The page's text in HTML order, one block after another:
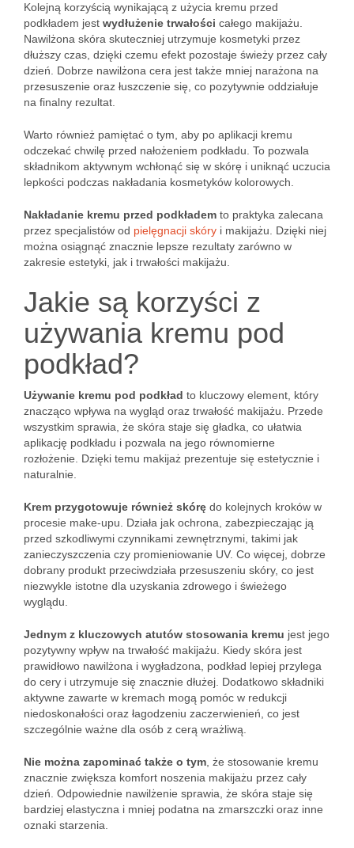
Kolejną korzyścią wynikającą z użycia kremu przed
podkładem jest wydłużenie trwałości całego makijażu.
Nawilżona skóra skuteczniej utrzymuje kosmetyki przez
dłuższy czas, dzięki czemu efekt pozostaje świeży przez cały
dzień. Dobrze nawilżona cera jest także mniej narażona na
przesuszenie oraz łuszczenie się, co pozytywnie oddziałuje
na finalny rezultat.
Warto również pamiętać o tym, aby po aplikacji kremu
odczekać chwilę przed nałożeniem podkładu. To pozwala
składnikom aktywnym wchłonąć się w skórę i uniknąć uczucia
lepkości podczas nakładania kosmetyków kolorowych.
Nakładanie kremu przed podkładem to praktyka zalecana
przez specjalistów od pielęgnacji skóry i makijażu. Dzięki niej
można osiągnąć znacznie lepsze rezultaty zarówno w
zakresie estetyki, jak i trwałości makijażu.
Jakie są korzyści z
używania kremu pod
podkład?
Używanie kremu pod podkład to kluczowy element, który
znacząco wpływa na wygląd oraz trwałość makijażu. Przede
wszystkim sprawia, że skóra staje się gładka, co ułatwia
aplikację podkładu i pozwala na jego równomierne
rozłożenie. Dzięki temu makijaż prezentuje się estetycznie i
naturalnie.
Krem przygotowuje również skórę do kolejnych kroków w
procesie make-upu. Działa jak ochrona, zabezpieczając ją
przed szkodliwymi czynnikami zewnętrznymi, takimi jak
zanieczyszczenia czy promieniowanie UV. Co więcej, dobrze
dobrany produkt przeciwdziała przesuszeniu skóry, co jest
niezwykle istotne dla uzyskania zdrowego i świeżego
wyglądu.
Jednym z kluczowych atutów stosowania kremu jest jego
pozytywny wpływ na trwałość makijażu. Kiedy skóra jest
prawidłowo nawilżona i wygładzona, podkład lepiej przylega
do cery i utrzymuje się znacznie dłużej. Dodatkowo składniki
aktywne zawarte w kremach mogą pomóc w redukcji
niedoskonałości oraz łagodzeniu zaczerwienień, co jest
szczególnie ważne dla osób z cerą wrażliwą.
Nie można zapominać także o tym , że stosowanie kremu
znacznie zwiększa komfort noszenia makijażu przez cały
dzień. Odpowiednie nawilżenie sprawia, że skóra staje się
bardziej elastyczna i mniej podatna na zmarszczki oraz inne
oznaki starzenia.